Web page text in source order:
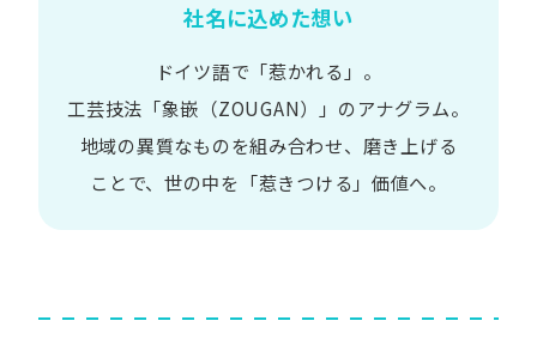
社名に込めた想い
ドイツ語で​「惹かれる」。
工芸技法​「象嵌​（ZOUGAN）」の​アナグラム。
地域の​異質な​ものを​組み合わせ、 磨き上げる​
ことで、 世の​中を​「惹きつける」価値へ。​